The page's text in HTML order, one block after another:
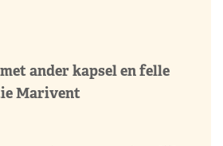
ander kapsel en felle
Marivent